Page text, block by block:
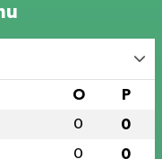
O P
0 0
0 0